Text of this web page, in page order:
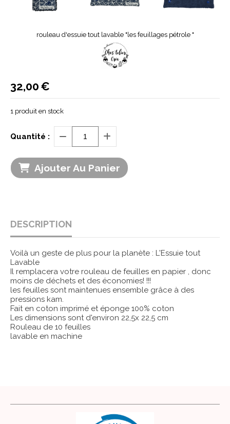
rouleau d'essuie tout lavable "les feuillages pétrole "
32,00€
1 produit en stock
Quantité :
Ajouter Au Panier
DESCRIPTION
Voilà un geste de plus pour la planète : L'Essuie tout
Lavable
Il remplacera votre rouleau de feuilles en papier , donc
moins de déchets et des économies! !!!
les feuilles sont maintenues ensemble grâce à des
pressions kam.
Fait en coton imprimé et éponge 100% coton
Les dimensions sont d'environ 22,5x 22,5 cm
Rouleau de 10 feuilles
lavable en machine